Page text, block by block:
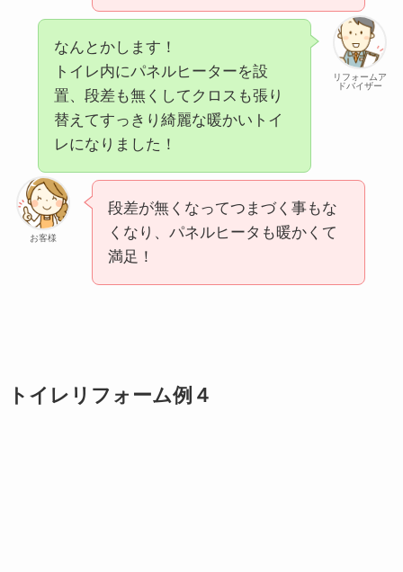
リフォームア
ドバイザー
なんとかします！
トイレ内にパネルヒーターを設
置、段差も無くしてクロスも張り
替えてすっきり綺麗な暖かいトイ
レになりました！
お客様
段差が無くなってつまづく事もな
くなり、パネルヒータも暖かくて
満足！
トイレリフォーム例４